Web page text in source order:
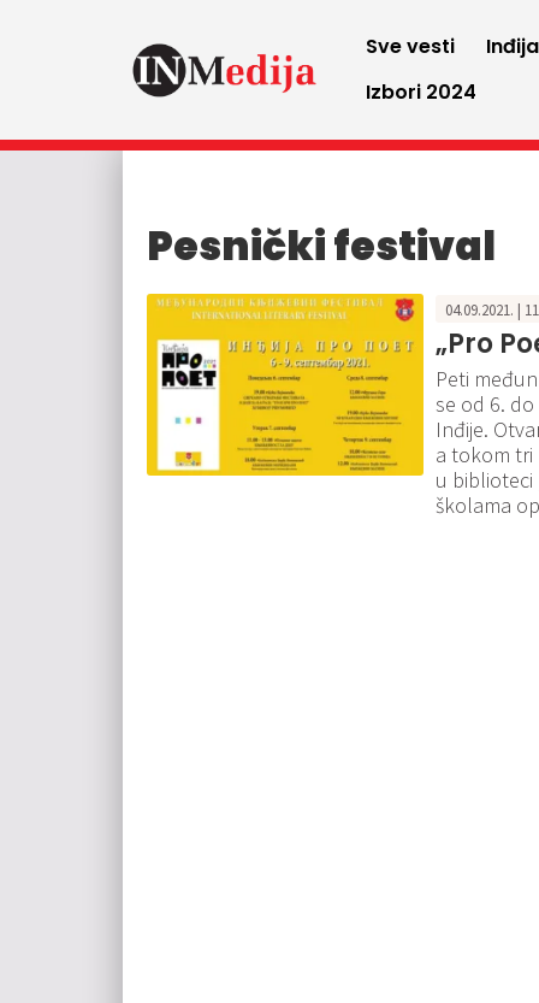
Sve vesti
Inđija
Izbori 2024
Pesnički festival
04.09.2021. |
„Pro
Peti
se od 6.
Inđije.
a tokom tri
u biblioteci
školama